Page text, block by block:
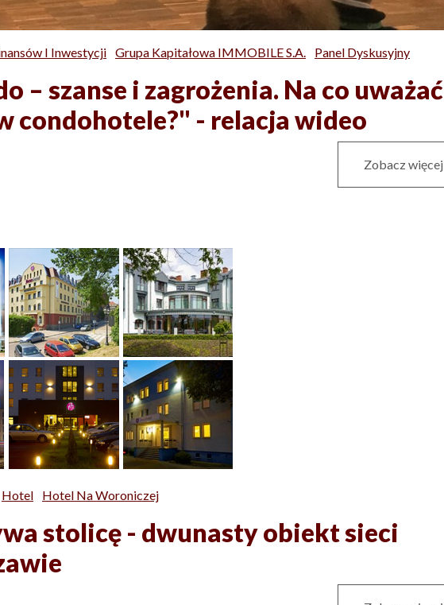
I Inwestycji Grupa Kapitałowa IMMOBILE S.A. Panel Dyskusyjny
– szanse i zagrożenia. Na co uważać
condohotele?" - relacja wideo
Zobacz więcej
Hotel Hotel Na Woroniczej
stolicę - dwunasty obiekt sieci